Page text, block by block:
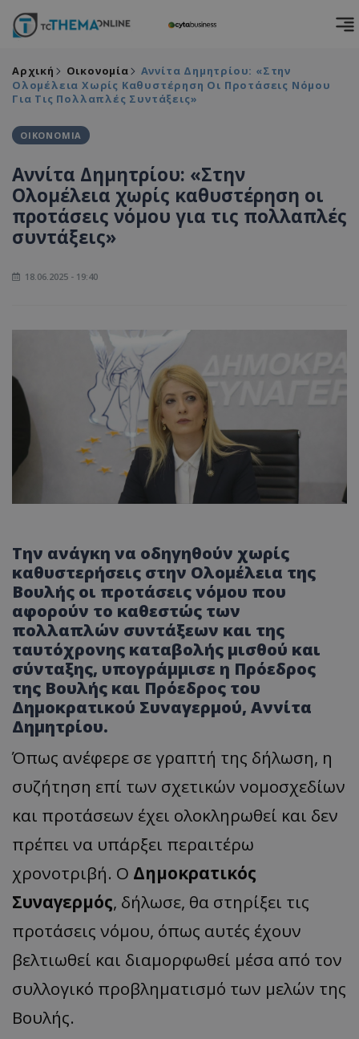
Αρχική Οικονομία
Αννίτα Δημητρίου: «Στην
Ολομέλεια Χωρίς Καθυστέρηση Οι Προτάσεις Νόμου
Για Τις Πολλαπλές Συντάξεις»
ΟΙΚΟΝΟΜΙΑ
Αννίτα Δημητρίου: «Στην
Ολομέλεια χωρίς καθυστέρηση οι
προτάσεις νόμου για τις πολλαπλές
συντάξεις»
18.06.2025 - 19:40
Την ανάγκη να οδηγηθούν χωρίς
καθυστερήσεις στην Ολομέλεια της
Βουλής οι προτάσεις νόμου που
αφορούν το καθεστώς των
πολλαπλών συντάξεων και της
ταυτόχρονης καταβολής μισθού και
σύνταξης, υπογράμμισε η Πρόεδρος
της Βουλής και Πρόεδρος του
Δημοκρατικού Συναγερμού, Αννίτα
Δημητρίου.
Όπως ανέφερε σε γραπτή της δήλωση, η
συζήτηση επί των σχετικών νομοσχεδίων
και προτάσεων έχει ολοκληρωθεί και δεν
πρέπει να υπάρξει περαιτέρω
χρονοτριβή. Ο Δημοκρατικός
Συναγερμός, δήλωσε, θα στηρίξει τις
προτάσεις νόμου, όπως αυτές έχουν
βελτιωθεί και διαμορφωθεί μέσα από τον
συλλογικό προβληματισμό των μελών της
Βουλής.